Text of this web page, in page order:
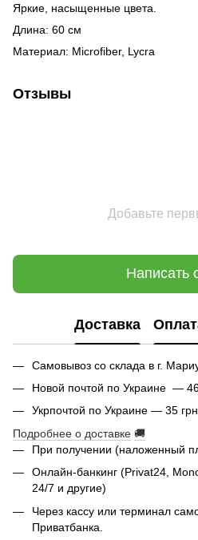
Яркие, насыщенные цвета.
Длина: 60 см
Материал: Microfiber, Lycra
Отзывы
Добавьте
Написать
Доставка
Самовывоз со склада в г.
Новой почтой по Украине — 46
Укрпочтой по Украине — 35
Подробнее о доставке 🚚
При получении (наложенный
Онлайн-банкинг (Privat24,
24/7 и другие)
Через кассу или терминал
Приватбанка.